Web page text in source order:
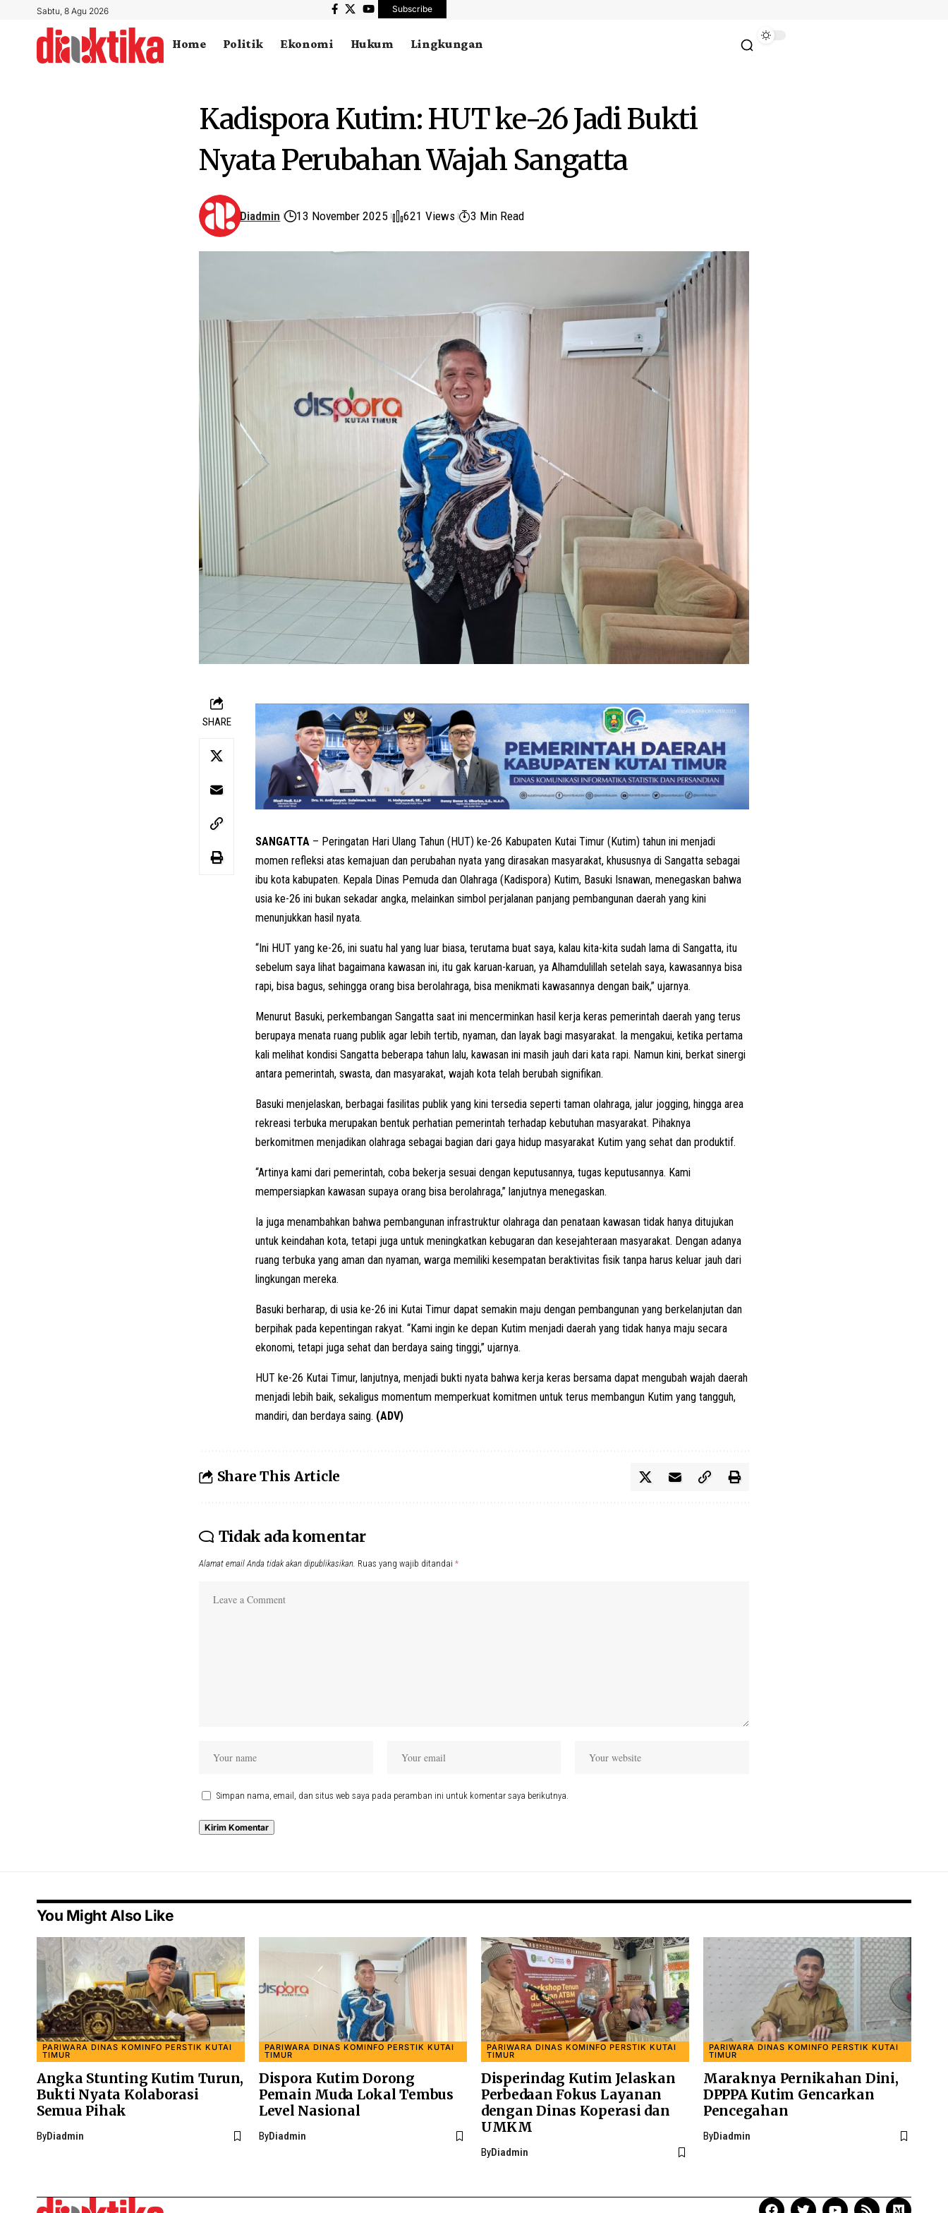
Sabtu, 8 Agu 2026 Subscribe
Home Politik Ekonomi Hukum Lingkungan
Kadispora Kutim: HUT ke-26 Jadi Bukti
Nyata Perubahan Wajah Sangatta
Diadmin 13 November 2025 621 Views 3 Min Read
SHARE
SANGATTA – Peringatan Hari Ulang Tahun (HUT) ke-26 Kabupaten Kutai Timur (Kutim) tahun ini menjadi
momen refleksi atas kemajuan dan perubahan nyata yang dirasakan masyarakat, khususnya di Sangatta sebagai
ibu kota kabupaten. Kepala Dinas Pemuda dan Olahraga (Kadispora) Kutim, Basuki Isnawan, menegaskan bahwa
usia ke-26 ini bukan sekadar angka, melainkan simbol perjalanan panjang pembangunan daerah yang kini
menunjukkan hasil nyata.
“Ini HUT yang ke-26, ini suatu hal yang luar biasa, terutama buat saya, kalau kita-kita sudah lama di Sangatta, itu
sebelum saya lihat bagaimana kawasan ini, itu gak karuan-karuan, ya Alhamdulillah setelah saya, kawasannya bisa
rapi, bisa bagus, sehingga orang bisa berolahraga, bisa menikmati kawasannya dengan baik,” ujarnya.
Menurut Basuki, perkembangan Sangatta saat ini mencerminkan hasil kerja keras pemerintah daerah yang terus
berupaya menata ruang publik agar lebih tertib, nyaman, dan layak bagi masyarakat. Ia mengakui, ketika pertama
kali melihat kondisi Sangatta beberapa tahun lalu, kawasan ini masih jauh dari kata rapi. Namun kini, berkat sinergi
antara pemerintah, swasta, dan masyarakat, wajah kota telah berubah signifikan.
Basuki menjelaskan, berbagai fasilitas publik yang kini tersedia seperti taman olahraga, jalur jogging, hingga area
rekreasi terbuka merupakan bentuk perhatian pemerintah terhadap kebutuhan masyarakat. Pihaknya
berkomitmen menjadikan olahraga sebagai bagian dari gaya hidup masyarakat Kutim yang sehat dan produktif.
“Artinya kami dari pemerintah, coba bekerja sesuai dengan keputusannya, tugas keputusannya. Kami
mempersiapkan kawasan supaya orang bisa berolahraga,” lanjutnya menegaskan.
Ia juga menambahkan bahwa pembangunan infrastruktur olahraga dan penataan kawasan tidak hanya ditujukan
untuk keindahan kota, tetapi juga untuk meningkatkan kebugaran dan kesejahteraan masyarakat. Dengan adanya
ruang terbuka yang aman dan nyaman, warga memiliki kesempatan beraktivitas fisik tanpa harus keluar jauh dari
lingkungan mereka.
Basuki berharap, di usia ke-26 ini Kutai Timur dapat semakin maju dengan pembangunan yang berkelanjutan dan
berpihak pada kepentingan rakyat. “Kami ingin ke depan Kutim menjadi daerah yang tidak hanya maju secara
ekonomi, tetapi juga sehat dan berdaya saing tinggi,” ujarnya.
HUT ke-26 Kutai Timur, lanjutnya, menjadi bukti nyata bahwa kerja keras bersama dapat mengubah wajah daerah
menjadi lebih baik, sekaligus momentum memperkuat komitmen untuk terus membangun Kutim yang tangguh,
mandiri, dan berdaya saing. (ADV)
Share This Article
Tidak ada komentar
Alamat email Anda tidak akan dipublikasikan. Ruas yang wajib ditandai *
Simpan nama, email, dan situs web saya pada peramban ini untuk komentar saya berikutnya.
You Might Also Like
PARIWARA DINAS KOMINFO PERSTIK KUTAI
TIMUR
Angka Stunting Kutim Turun,
Bukti Nyata Kolaborasi
Semua Pihak
ByDiadmin
PARIWARA DINAS KOMINFO PERSTIK KUTAI
TIMUR
Dispora Kutim Dorong
Pemain Muda Lokal Tembus
Level Nasional
ByDiadmin
PARIWARA DINAS KOMINFO PERSTIK KUTAI
TIMUR
Disperindag Kutim Jelaskan
Perbedaan Fokus Layanan
dengan Dinas Koperasi dan
UMKM
ByDiadmin
PARIWARA DINAS KOMINFO PERSTIK KUTAI
TIMUR
Maraknya Pernikahan Dini,
DPPPA Kutim Gencarkan
Pencegahan ‎
ByDiadmin